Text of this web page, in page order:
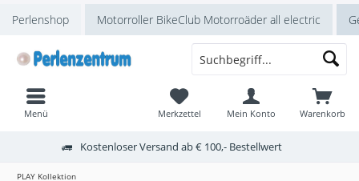
Perlenshop Motorroller BikeClub Motorroäder all electric
Kostenloser Versand ab € 100,- Bestellwert
Warenkorb
Merkzettel Mein Konto
Menü
PLAY Kollektion